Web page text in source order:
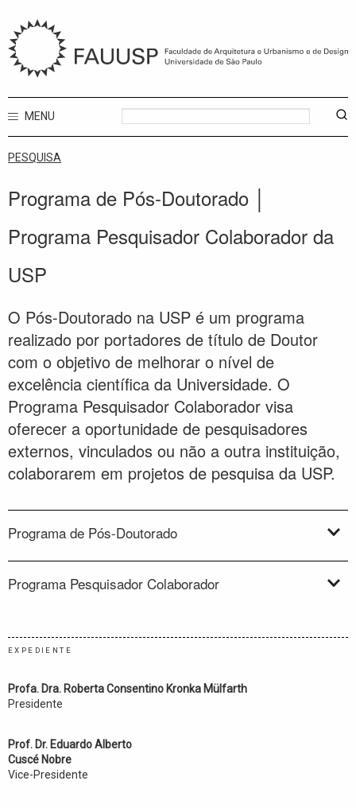
MENU
PESQUISA
Programa de Pós-Doutorado │
Programa Pesquisador Colaborador da
USP
O Pós-Doutorado na USP é um programa
realizado por portadores de título de Doutor
com o objetivo de melhorar o nível de
excelência científica da Universidade. O
Programa Pesquisador Colaborador visa
oferecer a oportunidade de pesquisadores
externos, vinculados ou não a outra instituição,
colaborarem em projetos de pesquisa da USP.
Programa de Pós-Doutorado
Programa Pesquisador Colaborador
EXPEDIENTE
Profa. Dra. Roberta Consentino Kronka Mülfarth
Presidente
Prof. Dr. Eduardo Alberto
Cuscé Nobre
Vice-Presidente